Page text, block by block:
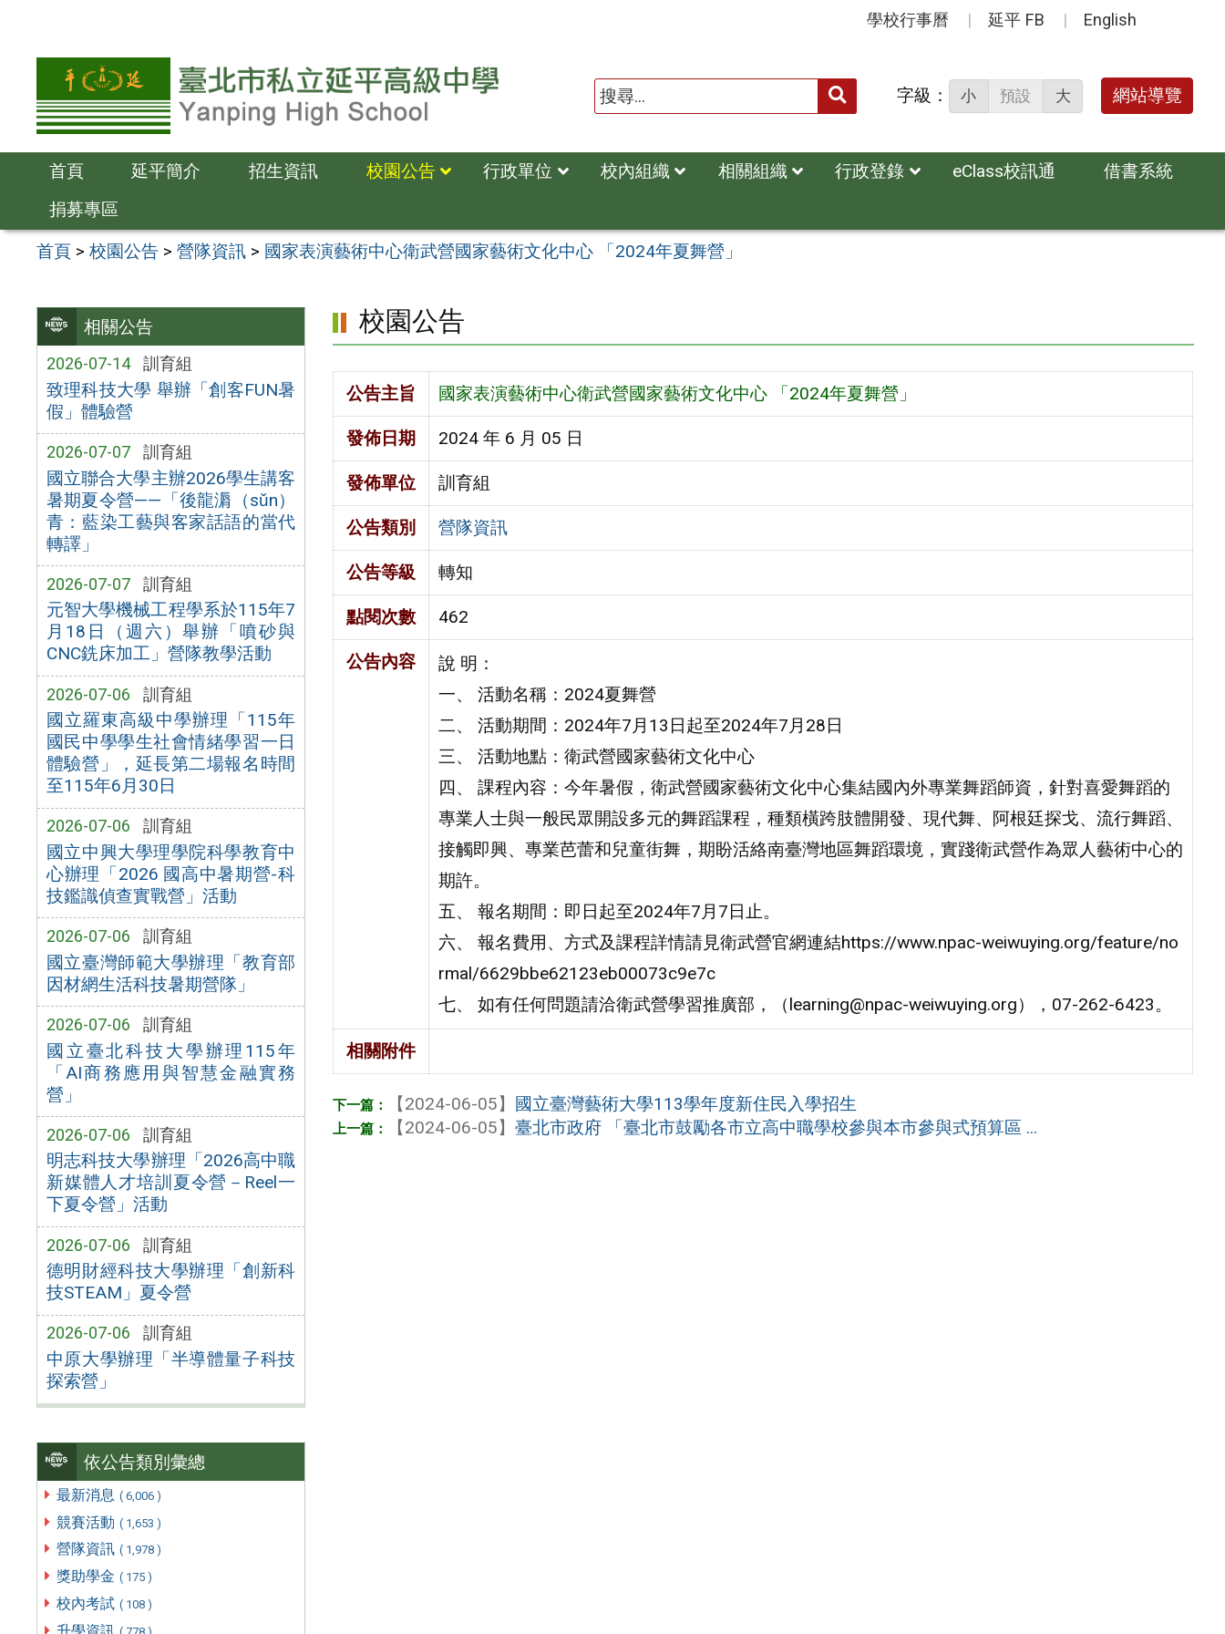
容
學校行事曆 延平 FB English
送出 字級： 小 預設 大 網站導覽
首頁 延平簡介 招生資訊 校園公告 行政單位 校內組織 相關組織 行政登錄 eClass校訊通
借書系統
捐募專區
首頁 >校園公告 >營隊資訊 > 國家表演藝術中心衛武營國家藝術文化中心 「2024年夏舞營」
相關公告
2026-07-14 訓育組
致理科技大學 舉辦「創客FUN暑
假」體驗營
2026-07-07 訓育組
國立聯合大學主辦2026學生講客
暑期夏令營——「後龍漘（sǔn）
青：藍染工藝與客家話語的當代
轉譯」
2026-07-07 訓育組
元智大學機械工程學系於115年7
月18日（週六）舉辦「噴砂與
CNC銑床加工」營隊教學活動
2026-07-06 訓育組
國立羅東高級中學辦理「115年
國民中學學生社會情緒學習一日
體驗營」，延長第二場報名時間
至115年6月30日
2026-07-06 訓育組
國立中興大學理學院科學教育中
心辦理「2026 國高中暑期營-科
技鑑識偵查實戰營」活動
2026-07-06 訓育組
國立臺灣師範大學辦理「教育部
因材網生活科技暑期營隊」
2026-07-06 訓育組
國立臺北科技大學辦理115年
「AI商務應用與智慧金融實務
營」
2026-07-06 訓育組
明志科技大學辦理「2026高中職
新媒體人才培訓夏令營－Reel一
下夏令營」活動
2026-07-06 訓育組
德明財經科技大學辦理「創新科
技STEAM」夏令營
2026-07-06 訓育組
中原大學辦理「半導體量子科技
探索營」
依公告類別彙總
最新消息 ( 6,006 )
競賽活動 ( 1,653 )
營隊資訊 ( 1,978 )
獎助學金 ( 175 )
校內考試 ( 108 )
校園公告
公告主旨 國家表演藝術中心衛武營國家藝術文化中心 「2024年夏舞營」
發佈日期 2024 年 6 月 05 日
發佈單位 訓育組
公告類別 營隊資訊
公告等級 轉知
點閱次數 462
公告內容
說 明：
​一、 活動名稱：2024夏舞營
二、 活動期間：2024年7月13日起至2024年7月28日
三、 活動地點：衛武營國家藝術文化中心
四、 課程內容：今年暑假，衛武營國家藝術文化中心集結國內外專業舞蹈師資，針對喜愛舞蹈的
專業人士與一般民眾開設多元的舞蹈課程，種類橫跨肢體開發、現代舞、阿根廷探戈、流行舞蹈、
接觸即興、專業芭蕾和兒童街舞，期盼活絡南臺灣地區舞蹈環境，實踐衛武營作為眾人藝術中心的
期許。
五、 報名期間：即日起至2024年7月7日止。
六、 報名費用、方式及課程詳情請見衛武營官網連結https://www.npac-weiwuying.org/feature/no
rmal/6629bbe62123eb00073c9e7c
七、 如有任何問題請洽衛武營學習推廣部，（learning@npac-weiwuying.org），07-262-6423。
相關附件
【2024-06-05】 國立臺灣藝術大學113學年度新住民入學招生
【2024-06-05】臺北市政府 「臺北市鼓勵各市立高中職學校參與本市參與式預算區 ...